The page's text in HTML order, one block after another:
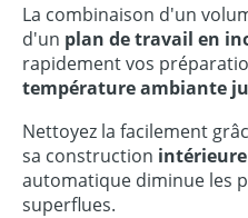
La combinaison d'un
d'un plan de travail en
rapidement vos
température ambiante
Nettoyez la facilement
sa construction
automatique diminue les
superflues.